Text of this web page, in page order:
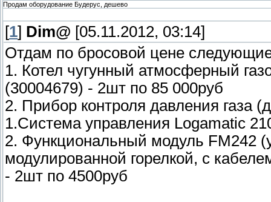
Продам оборудование Будерус, дешево
[1] Dim@ [05.11.2012, 03:14]
Отдам по бросовой цене
1. Котел чугунный атмосферный
(30004679) - 2шт по 85 000руб
2. Прибор контроля давления газа
1.Система управления Logamatic
2. Функциональный модуль FM242
модулированной горелкой, с
- 2шт по 4500руб